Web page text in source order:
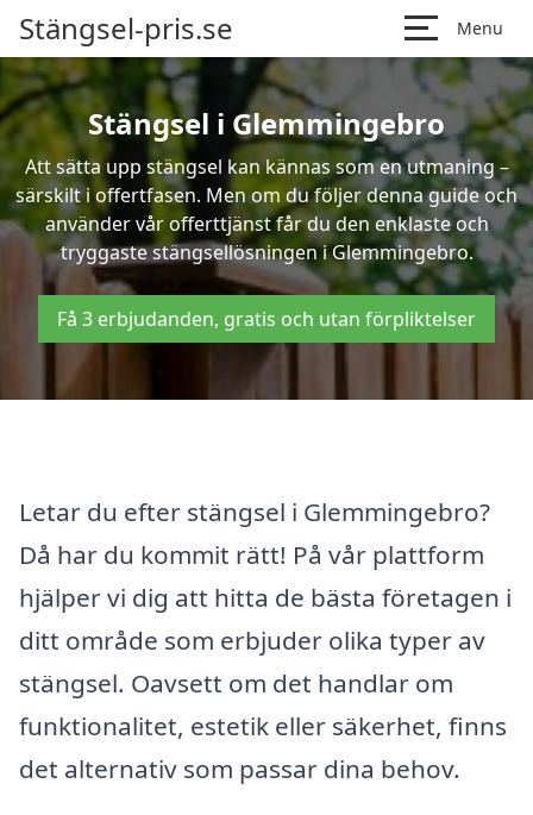
Stängsel-pris.se Menu
Stängsel i Glemmingebro
Att sätta upp stängsel kan kännas som en utmaning –
särskilt i offertfasen. Men om du följer denna guide och
använder vår offerttjänst får du den enklaste och
tryggaste stängsellösningen i Glemmingebro.
Få 3 erbjudanden, gratis och utan förpliktelser
Letar du efter stängsel i Glemmingebro?
Då har du kommit rätt! På vår plattform
hjälper vi dig att hitta de bästa företagen i
ditt område som erbjuder olika typer av
stängsel. Oavsett om det handlar om
funktionalitet, estetik eller säkerhet, finns
det alternativ som passar dina behov.